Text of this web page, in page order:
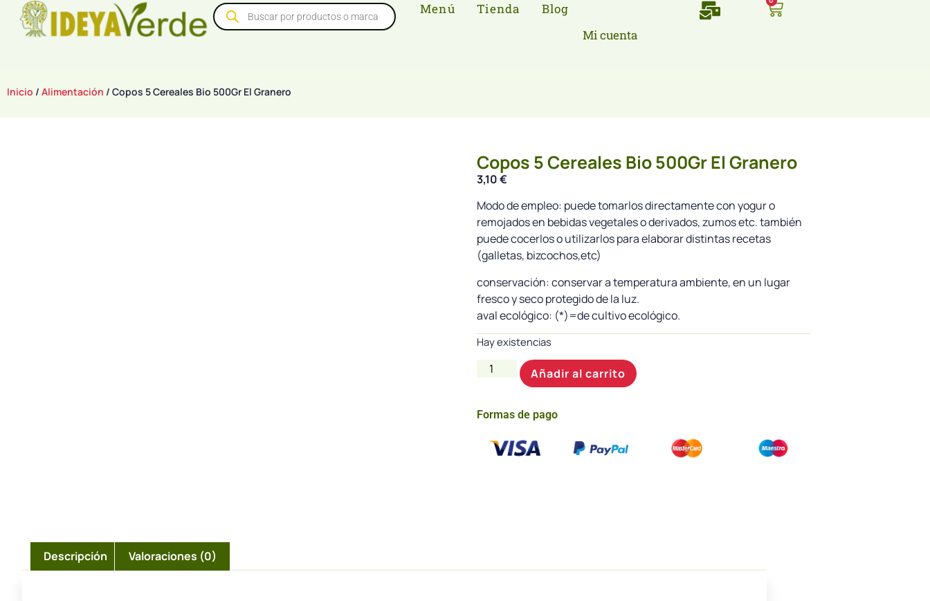
Menú Tienda
Blog
Mi cuenta
Inicio / Alimentación / Copos 5 Cereales Bio 500Gr El Granero
Copos 5 Cereales Bio 500Gr El Granero
3,10€
Modo de empleo: puede tomarlos directamente con yogur o
remojados en bebidas vegetales o derivados, zumos etc. también
puede cocerlos o utilizarlos para elaborar distintas recetas
(galletas, bizcochos,etc)
conservación: conservar a temperatura ambiente, en un lugar
fresco y seco protegido de la luz.
aval ecológico: (*)=de cultivo ecológico.
Hay existencias
Añadir al carrito
Formas de pago
Descripción Valoraciones (0)